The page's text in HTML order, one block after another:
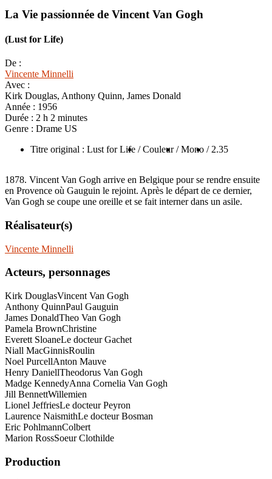
La Vie passionnée de Vincent Van Gogh
(Lust for Life)
De :
Vincente Minnelli
Avec :
Kirk Douglas, Anthony Quinn, James Donald
Année : 1956
Durée : 2 h 2 minutes
Genre : Drame US
Titre original : Lust for Life / Couleur / Mono / 2.35
1878. Vincent Van Gogh arrive en Belgique pour se rendre ensuite
en Provence où Gauguin le rejoint. Après le départ de ce dernier,
Van Gogh se coupe une oreille et se fait interner dans un asile.
Réalisateur(s)
Vincente Minnelli
Acteurs, personnages
Kirk DouglasVincent Van Gogh
Anthony QuinnPaul Gauguin
James DonaldTheo Van Gogh
Pamela BrownChristine
Everett SloaneLe docteur Gachet
Niall MacGinnisRoulin
Noel PurcellAnton Mauve
Henry DaniellTheodorus Van Gogh
Madge KennedyAnna Cornelia Van Gogh
Jill BennettWillemien
Lionel JeffriesLe docteur Peyron
Laurence NaismithLe docteur Bosman
Eric PohlmannColbert
Marion RossSoeur Clothilde
Production